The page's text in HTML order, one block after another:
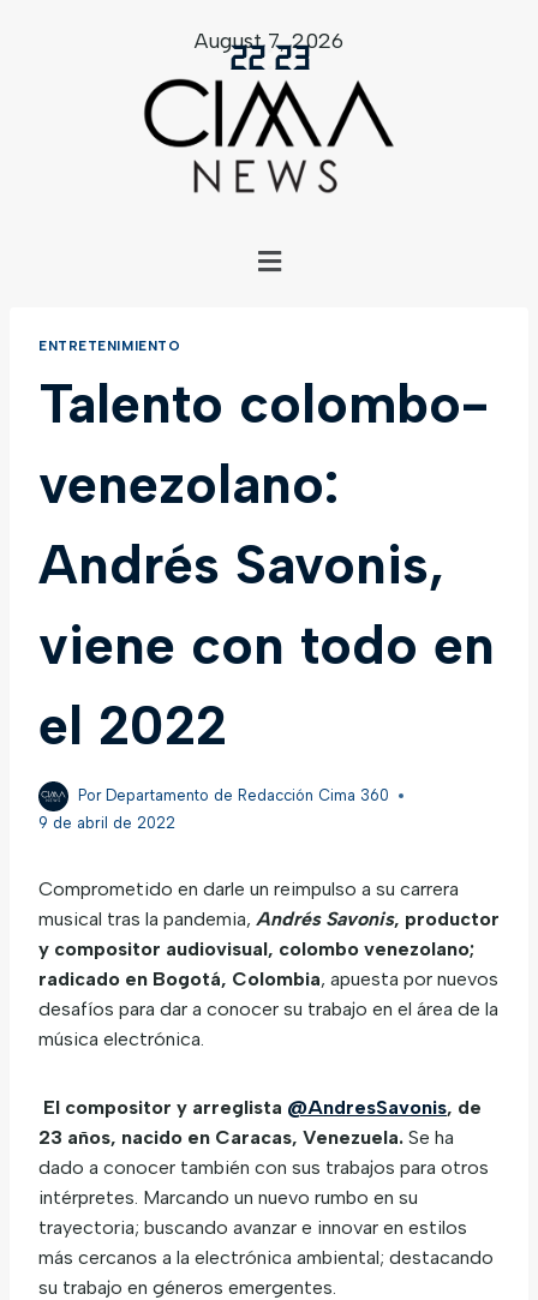
22:23
August 7, 2026
ENTRETENIMIENTO
Talento colombo-
venezolano:
Andrés Savonis,
viene con todo en
el 2022
Por Departamento de Redacción Cima 360
9 de abril de 2022
Comprometido en darle un reimpulso a su carrera
musical tras la pandemia, Andrés Savonis, productor
y compositor audiovisual, colombo venezolano;
radicado en Bogotá, Colombia, apuesta por nuevos
desafíos para dar a conocer su trabajo en el área de la
música electrónica.
El compositor y arreglista @AndresSavonis, de
23 años, nacido en Caracas, Venezuela. Se ha
dado a conocer también con sus trabajos para otros
intérpretes. Marcando un nuevo rumbo en su
trayectoria; buscando avanzar e innovar en estilos
más cercanos a la electrónica ambiental; destacando
su trabajo en géneros emergentes.